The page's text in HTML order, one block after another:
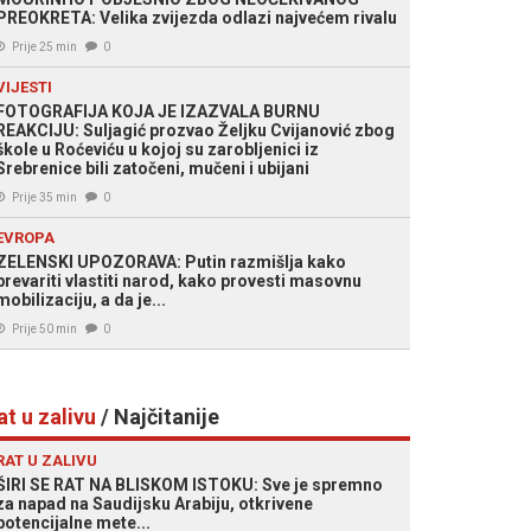
Velika zvijezda odlazi najvećem rivalu
Prije 25 min 0
KOJA JE IZAZVALA BURNU
Suljagić prozvao Željku Cvijanović zbog
u Roćeviću u kojoj su zarobljenici iz
bili zatočeni, mučeni i ubijani
Prije 35 min 0
UPOZORAVA: Putin razmišlja kako
vlastiti narod, kako provesti masovnu
a da je...
Prije 50 min 0
u zalivu / Najčitanije
U ZALIVU
SE RAT NA BLISKOM ISTOKU: Sve je spremno
napad na Saudijsku Arabiju, otkrivene
mete...